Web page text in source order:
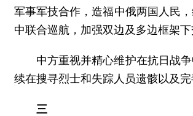
军事军技合作，造福中俄两国人民
中联合巡航，加强双边及多边框架
中方重视并精心维护在抗日战
续在搜寻烈士和失踪人员遗骸以及
三